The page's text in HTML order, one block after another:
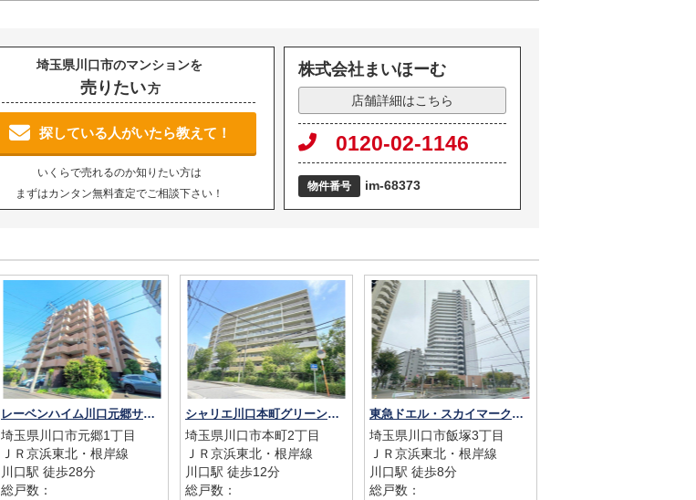
埼玉県川口市のマンションを
売りたい方
探している人がいたら教えて！
いくらで売れるのか知りたい方は
まずはカンタン無料査定でご相談下さい！
株式会社まいほーむ
店舗詳細はこちら
0120-02-1146
物件番号 im-68373
レーベンハイム川口元郷サザンテラス
埼玉県川口市元郷1丁目
ＪＲ京浜東北・根岸線
川口駅 徒歩28分
総戸数：
シャリエ川口本町グリーンマークス
埼玉県川口市本町2丁目
ＪＲ京浜東北・根岸線
川口駅 徒歩12分
総戸数：
東急ドエル・スカイマークタワー川口
埼玉県川口市飯塚3丁目
ＪＲ京浜東北・根岸線
川口駅 徒歩8分
総戸数：